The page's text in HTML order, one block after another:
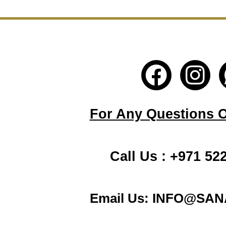
F
a
c
b
o
I
n
s
a
r
For Any Questions
Call Us : +971
Email Us: